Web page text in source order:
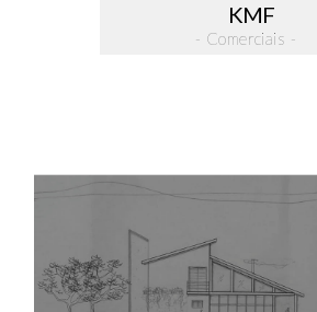
KMF
- Comerciais -